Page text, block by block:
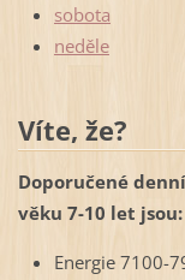
sobota
neděle
Víte, že?
Doporučené
věku 7-10 let jsou:
Energie 7100-